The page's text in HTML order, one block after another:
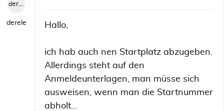
derele
derele Hallo,
ich hab auch nen Startplatz abzugeben.
Allerdings steht auf den
Anmeldeunterlagen, man müsse sich
ausweisen, wenn man die Startnummer
abholt...